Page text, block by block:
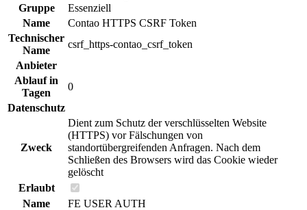
Gruppe
Essenziell
Name
Contao HTTPS CSRF Token
Technischer
Name
csrf_https-contao_csrf_token
Anbieter
Ablauf in
Tagen
0
Datenschutz
Zweck
Dient zum Schutz der verschlüsselten Website
(HTTPS) vor Fälschungen von
standortübergreifenden Anfragen. Nach dem
Schließen des Browsers wird das Cookie wieder
gelöscht
Erlaubt
Name
FE USER AUTH